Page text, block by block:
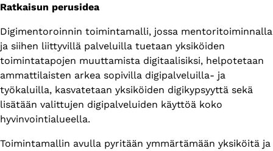
Ratkaisun perusidea
Digimentoroinnin toimintamalli, jossa mentoritoiminnalla
ja siihen liittyvillä palveluilla tuetaan yksiköiden
toimintatapojen muuttamista digitaalisiksi, helpotetaan
ammattilaisten arkea sopivilla digipalveluilla- ja
työkaluilla, kasvatetaan yksiköiden digikypsyyttä sekä
lisätään valittujen digipalveluiden käyttöä koko
hyvinvointialueella.
Toimintamallin avulla pyritään ymmärtämään yksiköitä ja